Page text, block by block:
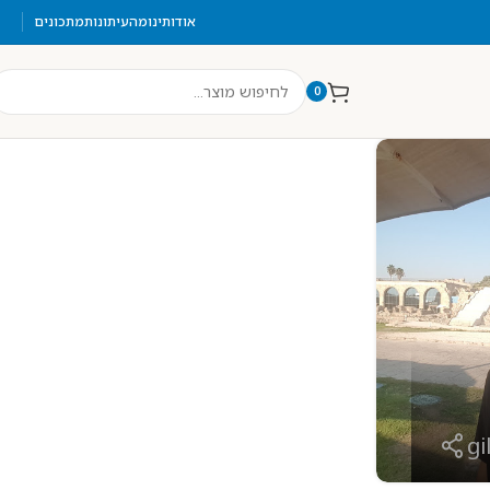
אודותינומהעיתונותמתכונים
0